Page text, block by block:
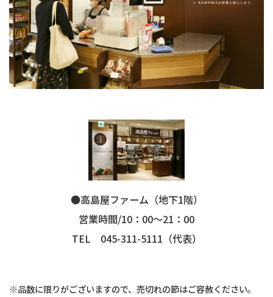
●高島屋ファーム（地下1階）
営業時間/10：00～21：00
TEL 045-311-5111（代表）
※品数に限りがございますので、売切れの節はご容赦ください。